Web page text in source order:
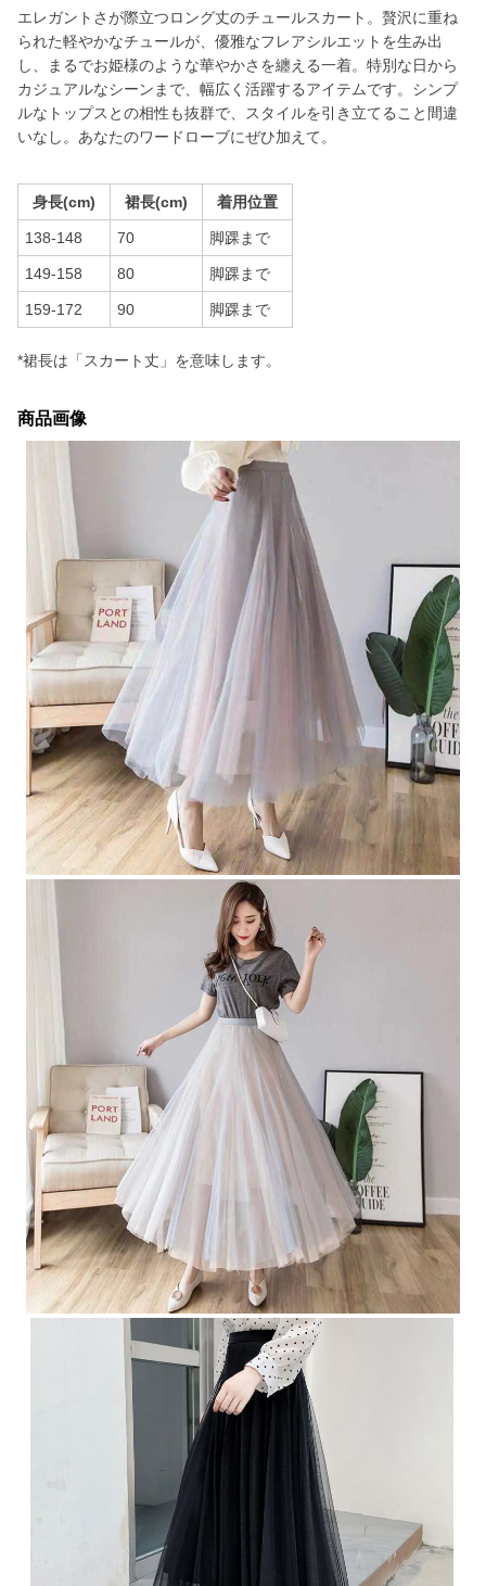
エレガントさが際立つロング丈のチュールスカート。贅沢に重ね
られた軽やかなチュールが、優雅なフレアシルエットを生み出
し、まるでお姫様のような華やかさを纏える一着。特別な日から
カジュアルなシーンまで、幅広く活躍するアイテムです。シンプ
ルなトップスとの相性も抜群で、スタイルを引き立てること間違
いなし。あなたのワードローブにぜひ加えて。
身長(cm) 裙長(cm) 着用位置
138-148 70 脚踝まで
149-158 80 脚踝まで
159-172 90 脚踝まで
*裙長は「スカート丈」を意味します。
商品画像